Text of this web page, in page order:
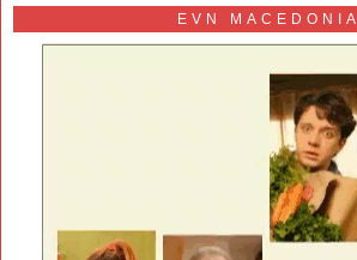
EVN MACEDONIA